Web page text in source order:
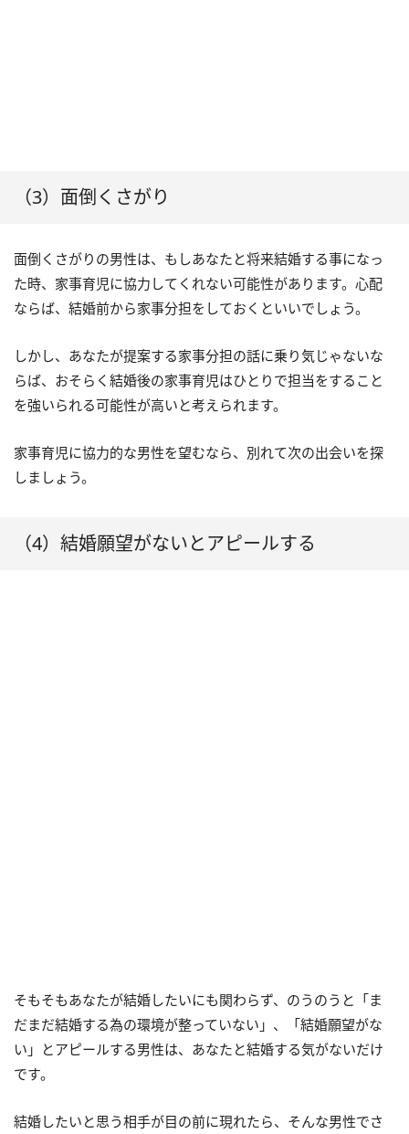
（3）面倒くさがり
面倒くさがりの男性は、もしあなたと将来結婚する事になっ
た時、家事育児に協力してくれない可能性があります。心配
ならば、結婚前から家事分担をしておくといいでしょう。
しかし、あなたが提案する家事分担の話に乗り気じゃないな
らば、おそらく結婚後の家事育児はひとりで担当をすること
を強いられる可能性が高いと考えられます。
家事育児に協力的な男性を望むなら、別れて次の出会いを探
しましょう。
（4）結婚願望がないとアピールする
そもそもあなたが結婚したいにも関わらず、のうのうと「ま
だまだ結婚する為の環境が整っていない」、「結婚願望がな
い」とアピールする男性は、あなたと結婚する気がないだけ
です。
結婚したいと思う相手が目の前に現れたら、そんな男性でさ